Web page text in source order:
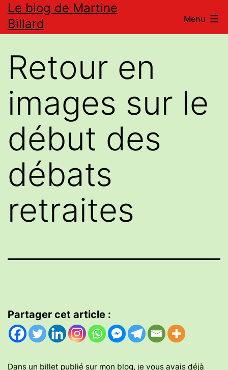
Aller
au
Le blog de Martine
Billard
Menu
Retour en
images sur le
début des
débats
retraites
Partager cet article :
Dans un billet publié sur mon blog, je vous avais déjà